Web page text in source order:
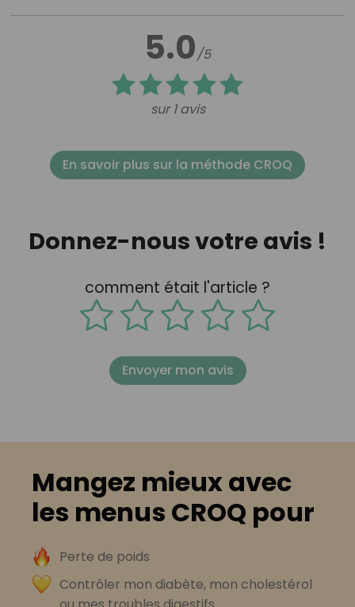
5.0/5
sur 1 avis
En savoir plus sur la méthode CROQ
Donnez-nous votre avis !
comment était l'article ?
Envoyer mon avis
Mangez mieux avec
les menus CROQ pour
Perte de poids
Contrôler mon diabète, mon cholestérol